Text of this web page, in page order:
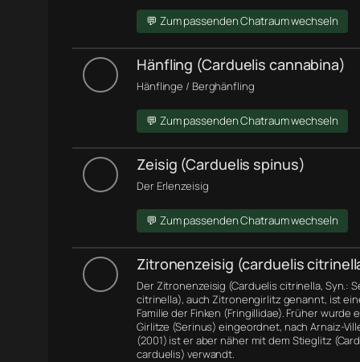
💬 Zum passenden Chatraum wechseln
Hänfling (Carduelis cannabina)
Hänflinge / Berghänfling
💬 Zum passenden Chatraum wechseln
Zeisig (Carduelis spinus)
Der Erlenzeisig
💬 Zum passenden Chatraum wechseln
Zitronenzeisig (carduelis
Der Zitronenzeisig (Carduelis citrinella, Syn.:
citrinella), auch Zitronengirlitz genannt, ist
Familie der Finken (Fringillidae). Früher wurde
Girlitze (Serinus) eingeordnet, nach Arnaiz-
(2001) ist er aber näher mit dem Stieglitz
carduelis) verwandt.